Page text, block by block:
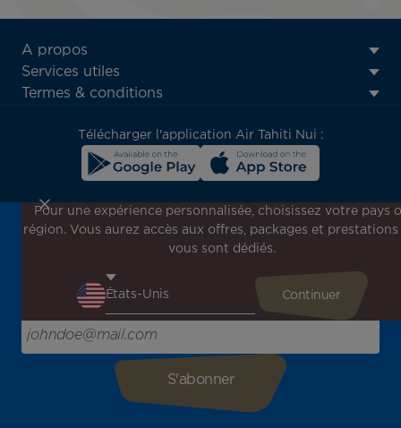
ATN:
Footer
menu
A propos
Services utiles
Termes & conditions
Télécharger l'application Air Tahiti Nui :
Inscrivez-vous à notre newsletter !
Recevez en avant-première toutes nos offres spéciales et
l'inspiration pour votre prochain voyage !
Saisissez votre adresse e-mail ici
Pour une expérience personnalisée, choisissez votre pays
région. Vous aurez accès aux offres, packages et prestations
vous sont dédiés.